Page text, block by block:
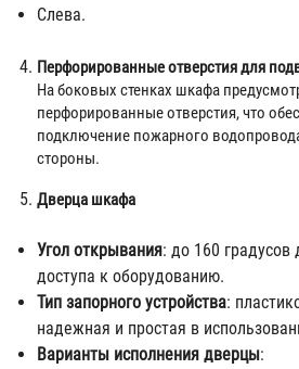
Слева.
Перфорированные отверстия для
На боковых стенках шкафа
перфорированные отверстия, что
подключение пожарного
стороны.
Дверца шкафа
Угол открывания: до 160 градусов
доступа к оборудованию.
Тип запорного устройства:
надежная и простая в
Варианты исполнения дверцы: